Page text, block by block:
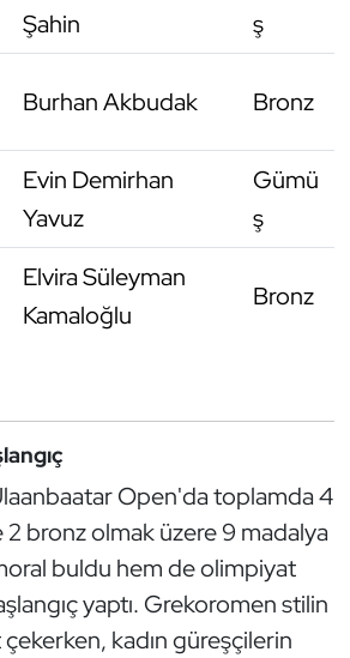
Şahin
ş
Burhan Akbudak Bronz
Evin Demirhan
Yavuz
Gümü
ş
Elvira Süleyman
Kamaloğlu
Bronz
Open'da toplamda 4
2 bronz olmak üzere 9 madalya
buldu hem de olimpiyat
yaptı. Grekoromen stilin
kadın güreşçilerin